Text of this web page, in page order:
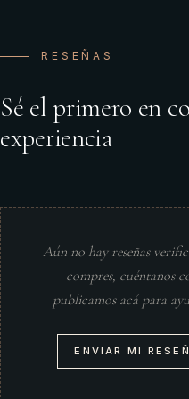
RESEÑAS
Sé el primero en
experiencia
Aún no hay reseñas
compres, cuéntanos
publicamos acá para
ENVIAR MI